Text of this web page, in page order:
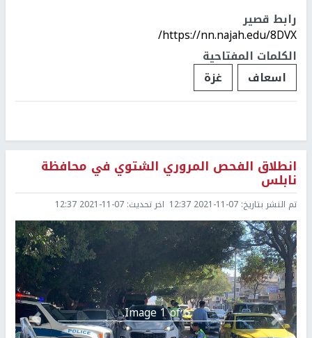
رابط قصير
https://nn.najah.edu/8DVX/
الكلمات المفتاحية
اسعاف
غزة
انطلاق الفحص المروري الشتوي في محافظة
نابلس
تم النشر بتاريخ: 2021-11-07 12:37 اخر تحديث: 2021-11-07 12:37
Image 1 of 6.
Previous التالي